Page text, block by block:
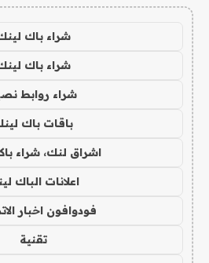
شراء باك
شراء باك
شراء روابط
باقات باك
اشراق لنك، شراء
اعلانات الباك
فودوافون اخبار
تقنية